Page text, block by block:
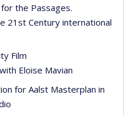
the Passages.
21st Century international
Film
Eloise Mavian
for Aalst Masterplan in